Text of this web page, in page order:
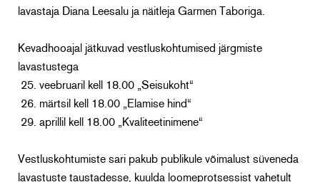
lavastaja Diana Leesalu ja näitleja Garmen Taboriga.
Kevadhooajal jätkuvad vestluskohtumised järgmiste
lavastustega
25. veebruaril kell 18.00 „Seisukoht“
26. märtsil kell 18.00 „Elamise hind“
29. aprillil kell 18.00 „Kvaliteetinimene“
Vestluskohtumiste sari pakub publikule võimalust süveneda
lavastuste taustadesse, kuulda loomeprotsessist vahetult